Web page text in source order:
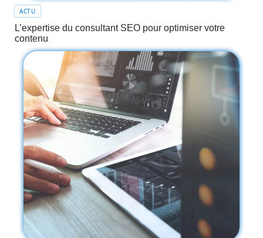
ACTU
L’expertise du consultant SEO pour optimiser votre
contenu